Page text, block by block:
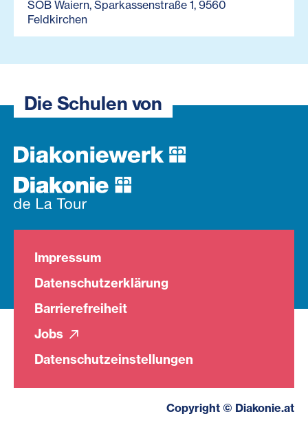
SOB Waiern, Sparkassenstraße 1, 9560
Feldkirchen
Die Schulen von
Impressum
Datenschutzerklärung
Barrierefreiheit
Jobs
Datenschutzeinstellungen
Copyright © Diakonie.at